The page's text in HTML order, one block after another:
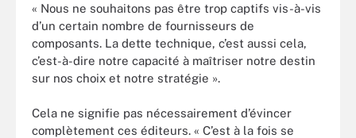
« Nous ne souhaitons pas être trop captifs vis-à-vis
d’un certain nombre de fournisseurs de
composants. La dette technique, c’est aussi cela,
c’est-à-dire notre capacité à maîtriser notre destin
sur nos choix et notre stratégie ».
Cela ne signifie pas nécessairement d’évincer
complètement ces éditeurs. « C’est à la fois se